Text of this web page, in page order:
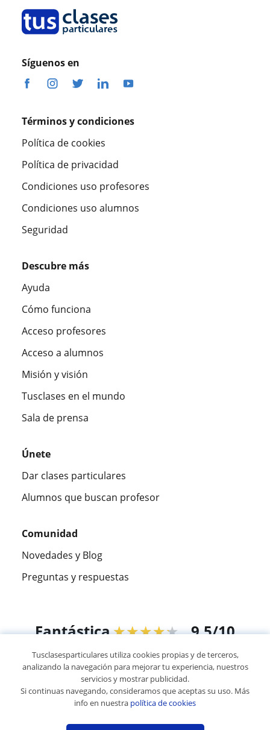
Síguenos en
Términos y condiciones
Política de cookies
Política de privacidad
Condiciones uso profesores
Condiciones uso alumnos
Seguridad
Descubre más
Ayuda
Cómo funciona
Acceso profesores
Acceso a alumnos
Misión y visión
Tusclases en el mundo
Sala de prensa
Únete
Dar clases particulares
Alumnos que buscan profesor
Comunidad
Novedades y Blog
Preguntas y respuestas
Fantástica★★★★★ 9,5/10
305915opiniones de alumnos
© 2007 - 2026 Tusclasesparticulares.com.ec
Mapa web:Profesores particulares
Tusclasesparticulares utiliza cookies propias y de terceros,
analizando la navegación para mejorar tu experiencia, nuestros
servicios y mostrar publicidad.
Si continuas navegando, consideramos que aceptas su uso. Más
info en nuestra política de cookies